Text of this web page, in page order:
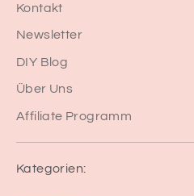
Kontakt
Newsletter
DIY Blog
Über Uns
Affiliate Programm
Kategorien: